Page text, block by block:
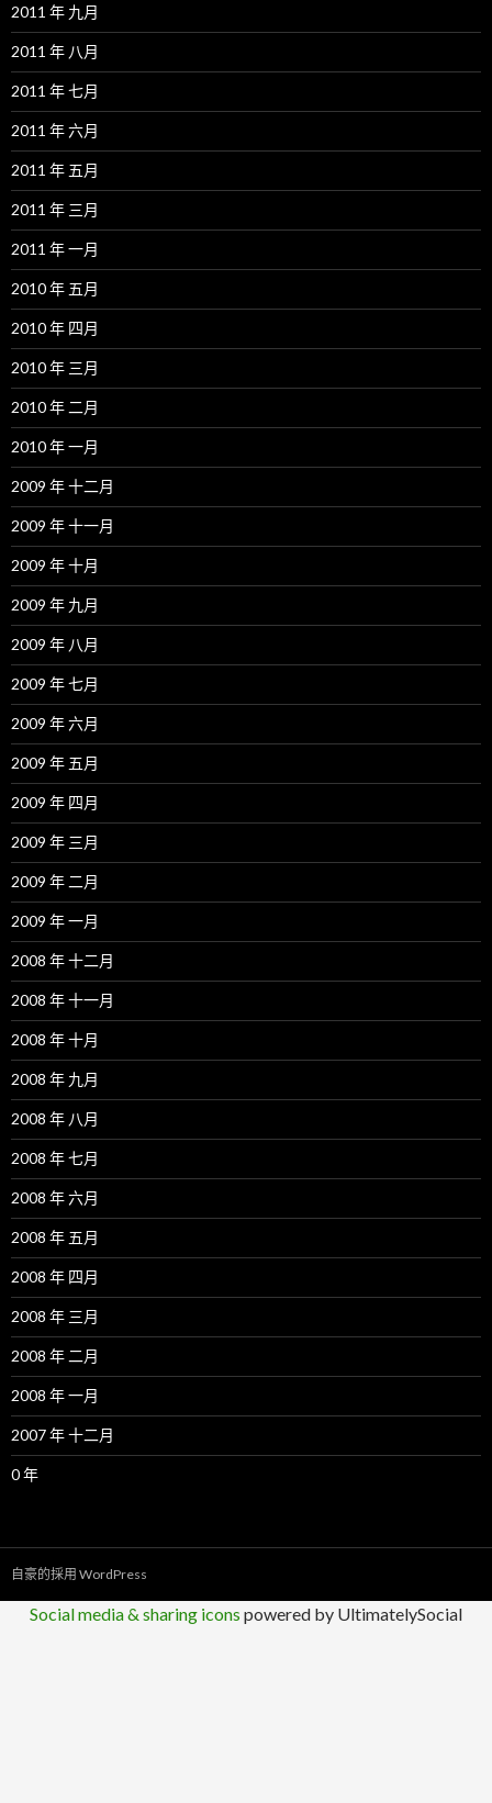
2011 年 九月
2011 年 八月
2011 年 七月
2011 年 六月
2011 年 五月
2011 年 三月
2011 年 一月
2010 年 五月
2010 年 四月
2010 年 三月
2010 年 二月
2010 年 一月
2009 年 十二月
2009 年 十一月
2009 年 十月
2009 年 九月
2009 年 八月
2009 年 七月
2009 年 六月
2009 年 五月
2009 年 四月
2009 年 三月
2009 年 二月
2009 年 一月
2008 年 十二月
2008 年 十一月
2008 年 十月
2008 年 九月
2008 年 八月
2008 年 七月
2008 年 六月
2008 年 五月
2008 年 四月
2008 年 三月
2008 年 二月
2008 年 一月
2007 年 十二月
0 年
自豪的採用 WordPress
Social media & sharing icons powered by UltimatelySocial